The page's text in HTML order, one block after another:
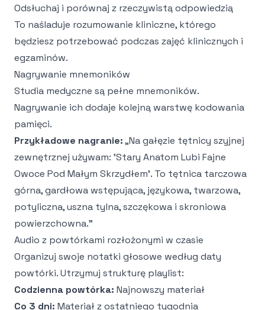
Odsłuchaj i porównaj z rzeczywistą odpowiedzią
To naśladuje rozumowanie kliniczne, którego
będziesz potrzebować podczas zajęć klinicznych i
egzaminów.
Nagrywanie mnemoników
Studia medyczne są pełne mnemoników.
Nagrywanie ich dodaje kolejną warstwę kodowania
pamięci.
Przykładowe nagranie:„Na gałęzie tętnicy szyjnej
zewnętrznej używam: 'Stary Anatom Lubi Fajne
Owoce Pod Małym Skrzydłem'. To tętnica tarczowa
górna, gardłowa wstępująca, językowa, twarzowa,
potyliczna, uszna tylna, szczękowa i skroniowa
powierzchowna."
Audio z powtórkami rozłożonymi w czasie
Organizuj swoje notatki głosowe według daty
powtórki. Utrzymuj strukturę playlist:
Codzienna powtórka: Najnowszy materiał
Co 3 dni: Materiał z ostatniego tygodnia